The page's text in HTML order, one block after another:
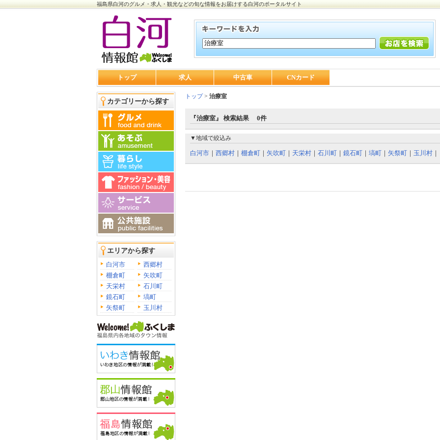
福島県白河のグルメ・求人・観光などの旬な情報をお届けする白河のポータルサイト
トップ 求人 中古車 CNカード
カテゴリーから探す
エリアから探す
白河市
西郷村
棚倉町
矢吹町
天栄村
石川町
鏡石町
塙町
矢祭町
玉川村
トップ> 治療室
『治療室』 検索結果 0件
▼地域で絞込み
白河市 ｜ 西郷村 ｜ 棚倉町 ｜ 矢吹町 ｜ 天栄村 ｜ 石川町 ｜ 鏡石町 ｜ 塙町 ｜ 矢祭町 ｜ 玉川村 ｜